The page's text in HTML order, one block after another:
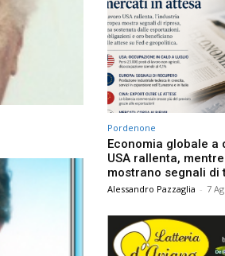
Pordenone
Economia globale a
USA rallenta,
mostrano segnali di
Alessandro Pazzaglia - 7